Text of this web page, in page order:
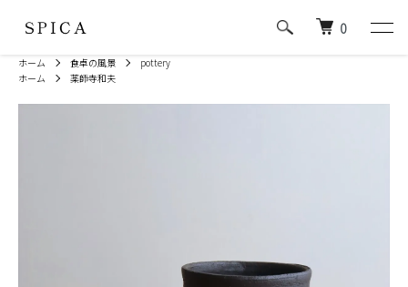
0
ホーム 食卓の風景
pottery
ホーム
薬師寺和夫